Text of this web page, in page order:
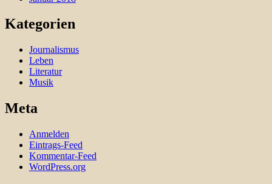
Kategorien
Journalismus
Leben
Literatur
Musik
Meta
Anmelden
Eintrags-Feed
Kommentar-Feed
WordPress.org